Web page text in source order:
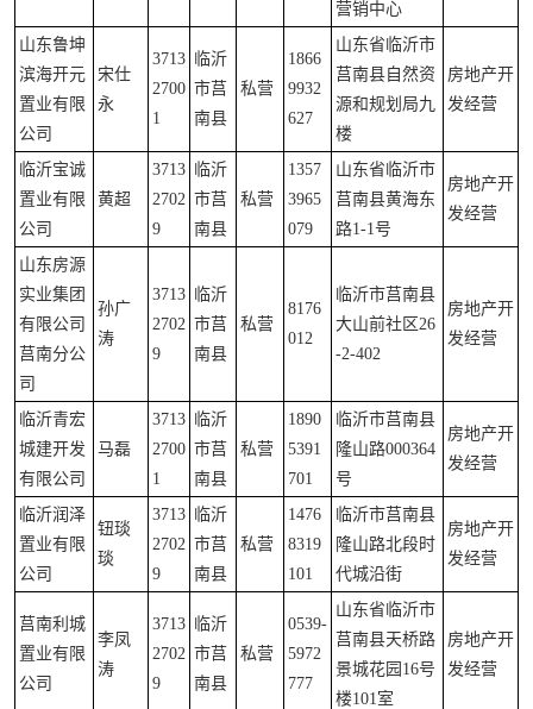
营销中心
山东鲁坤
滨海开元
置业有限
公司
宋仕
永
3713
2700
1
临沂
市莒
南县
私营
1866
9932
627
山东省临沂市
莒南县自然资
源和规划局九
楼
房地产开
发经营
临沂宝诚
置业有限
公司
黄超
3713
2702
9
临沂
市莒
南县
私营
1357
3965
079
山东省临沂市
莒南县黄海东
路1-1号
房地产开
发经营
山东房源
实业集团
有限公司
莒南分公
司
孙广
涛
3713
2702
9
临沂
市莒
南县
私营
8176
012
临沂市莒南县
大山前社区26
-2-402
房地产开
发经营
临沂青宏
城建开发
有限公司
马磊
3713
2700
1
临沂
市莒
南县
私营
1890
5391
701
临沂市莒南县
隆山路000364
号
房地产开
发经营
临沂润泽
置业有限
公司
钮琰
琰
3713
2702
9
临沂
市莒
南县
私营
1476
8319
101
临沂市莒南县
隆山路北段时
代城沿街
房地产开
发经营
莒南利城
置业有限
公司
李凤
涛
3713
2702
9
临沂
市莒
南县
私营
0539-
5972
777
山东省临沂市
莒南县天桥路
景城花园16号
楼101室
房地产开
发经营